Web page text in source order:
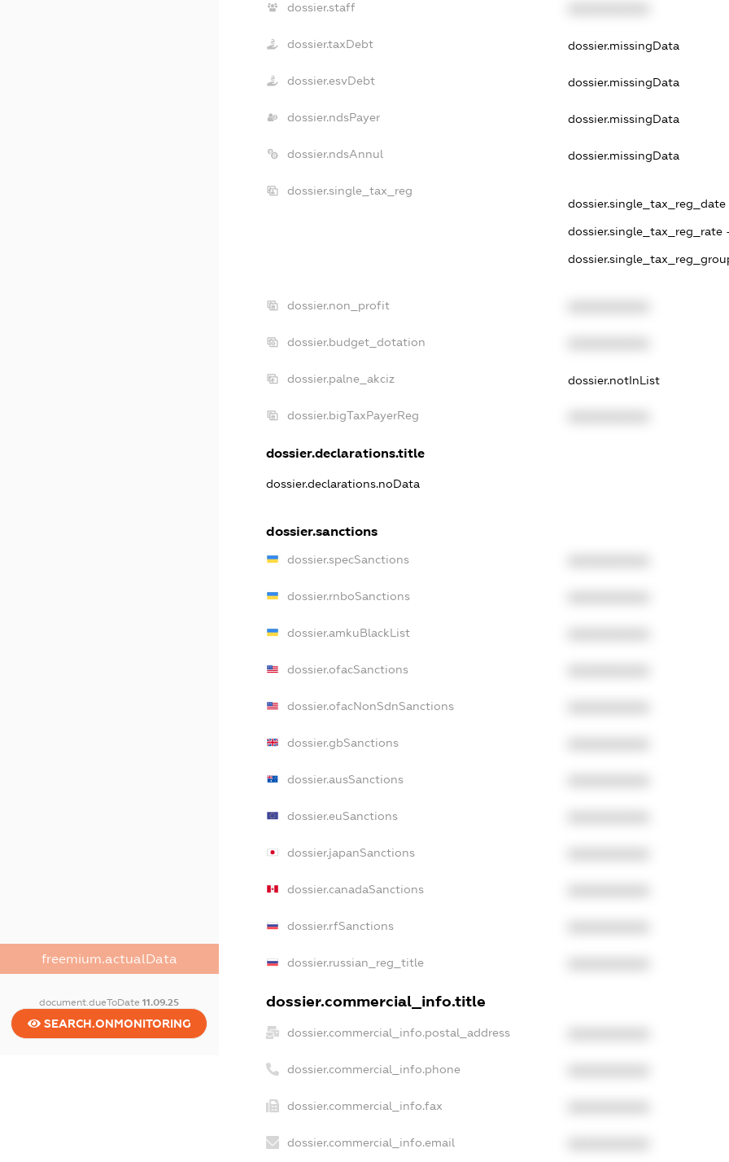
freemium.actualData
document.dueToDate11.09.25
SEARCH.ONMONITORING
dossier.staff
dossier.taxDebt dossier.missingData
dossier.esvDebt dossier.missingData
dossier.ndsPayer dossier.missingData
dossier.ndsAnnul dossier.missingData
dossier.single_tax_reg
dossier.single_tax_reg_date -
dossier.single_tax_reg_rate
dossier.non_profit
dossier.budget_dotation
dossier.palne_akciz dossier.notInList
dossier.bigTaxPayerReg
dossier.declarations.title
dossier.declarations.noData
dossier.sanctions
dossier.specSanctions
dossier.rnboSanctions
dossier.amkuBlackList
dossier.ofacSanctions
dossier.ofacNonSdnSanctions
dossier.gbSanctions
dossier.ausSanctions
dossier.euSanctions
dossier.japanSanctions
dossier.canadaSanctions
dossier.rfSanctions
dossier.russian_reg_title
dossier.commercial_info.title
dossier.commercial_info.postal_address
dossier.commercial_info.phone
dossier.commercial_info.fax
dossier.commercial_info.email